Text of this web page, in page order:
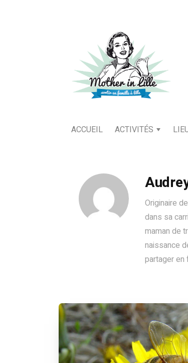
ACCUEIL ACTIVITÉS
Originaire
dans sa
maman de
naissance
partager en